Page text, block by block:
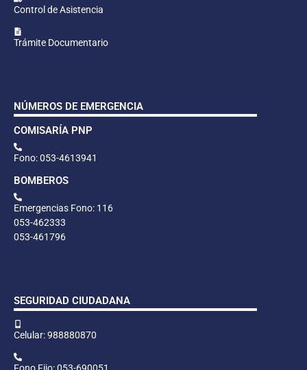
Control de Asistencia
Trámite Documentario
NÚMEROS DE EMERGENCIA
COMISARÍA PNP
Fono: 053-4613941
BOMBEROS
Emergencias Fono: 116
053-462333
053-461796
SEGURIDAD CIUDADANA
Celular: 988880870
Fono Fijo: 053-690051